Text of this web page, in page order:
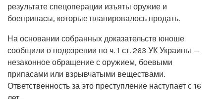
результате спецоперации изъяты оружие и
боеприпасы, которые планировалось продать.
На основании собранных доказательств юноше
сообщили о подозрении по ч. 1 ст. 263 УК Украины —
незаконное обращение с оружием, боевыми
припасами или взрывчатыми веществами.
Ответственность за это преступление наступает с 16